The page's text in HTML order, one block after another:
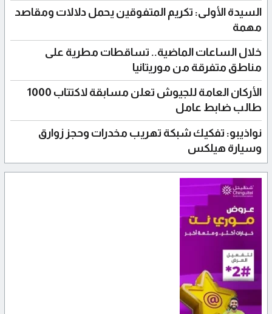
السيدة الأولى: تكريم المتفوقين يحمل دلالات ومقاصد
مهمة
خلال الساعات الماضية.. تساقطات مطرية على
مناطق متفرقة من موريتانيا
الأركان العامة للجيوش تعلن مسابقة لاكتتاب 1000
طالب ضابط عامل
نواذيبو: تفكيك شبكة تهريب مخدرات وحجز زوارق
وسيارة هيلكس